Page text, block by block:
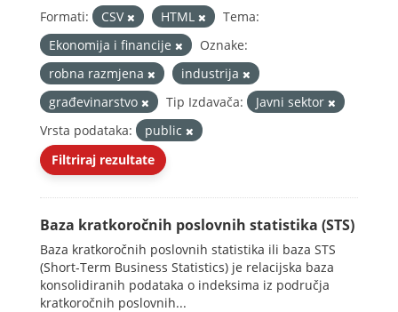
Formati: CSV HTML
Tema:
Ekonomija i financije
Oznake:
robna razmjena
industrija
građevinarstvo
Tip Izdavača:
Javni sektor
Vrsta podataka:
public
Filtriraj rezultate
Baza kratkoročnih poslovnih statistika (STS)
Baza kratkoročnih poslovnih statistika ili baza STS
(Short-Term Business Statistics) je relacijska baza
konsolidiranih podataka o indeksima iz područja
kratkoročnih poslovnih...